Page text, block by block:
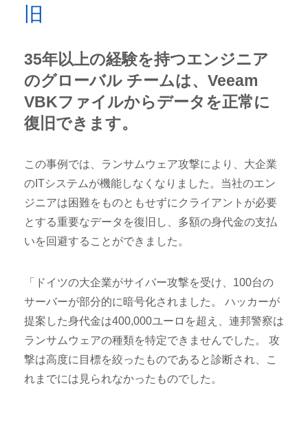
旧
35年以上の経験を持つエンジニア
のグローバル チームは、Veeam
VBKファイルからデータを正常に
復旧できます。
この事例では、ランサムウェア攻撃により、大企業
のITシステムが機能しなくなりました。当社のエン
ジニアは困難をものともせずにクライアントが必要
とする重要なデータを復旧し、多額の身代金の支払
いを回避することができました。
「ドイツの大企業がサイバー攻撃を受け、100台の
サーバーが部分的に暗号化されました。 ハッカーが
提案した身代金は400,000ユーロを超え、連邦警察は
ランサムウェアの種類を特定できませんでした。 攻
撃は高度に目標を絞ったものであると診断され、こ
れまでには見られなかったものでした。